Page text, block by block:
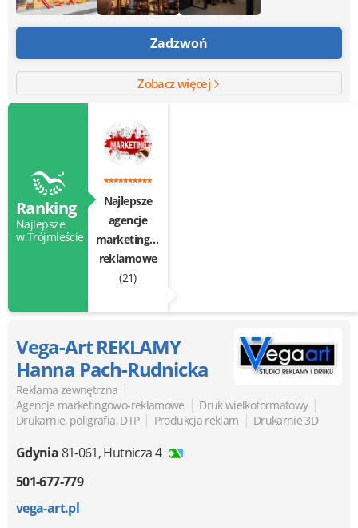
Zadzwoń
Zobacz więcej
Ranking
Najlepsze
w Trójmieście
Najlepsze
agencje
marketingowo-
reklamowe
(21)
Vega-Art REKLAMY
Hanna Pach-Rudnicka
Reklama zewnętrzna |
Agencje marketingowo-reklamowe | Druk wielkoformatowy |
Drukarnie, poligrafia, DTP | Produkcja reklam | Drukarnie 3D
Gdynia81-061,Hutnicza 4
501-677-779
vega-art.pl